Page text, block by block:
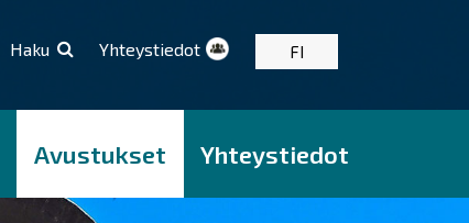
Haku Yhteystiedot FI
Avustukset Yhteystiedot